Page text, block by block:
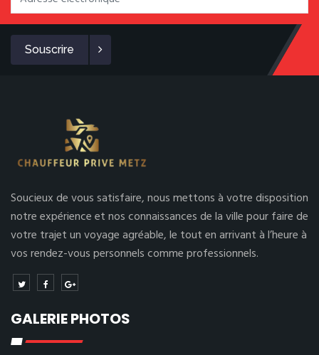
Souscrire
Soucieux de vous satisfaire, nous mettons à votre disposition
notre expérience et nos connaissances de la ville pour faire de
votre trajet un voyage agréable, le tout en arrivant à l’heure à
vos rendez-vous personnels comme professionnels.
GALERIE PHOTOS